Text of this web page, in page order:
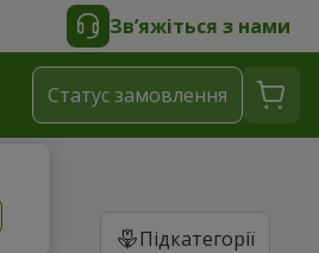
Зв’яжіться з нами
Статус замовлення
Підкатегорії